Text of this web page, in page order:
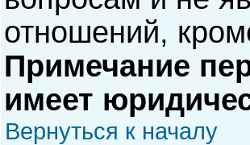
отношений,
Примечание
имеет
Вернуться к началу